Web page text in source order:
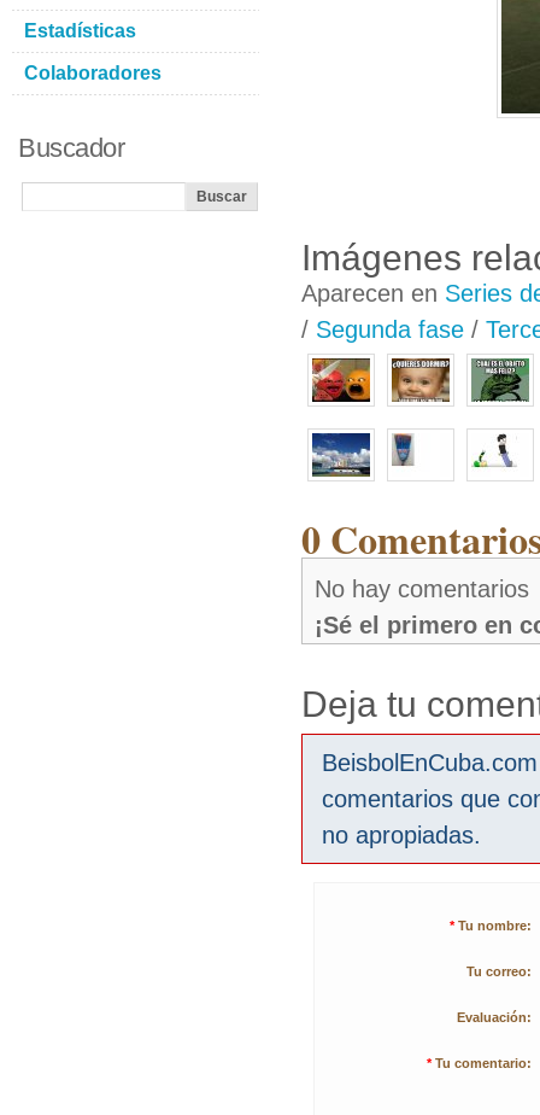
Imágenes
Aparecen en Series
/ Segunda fase /
0
No hay comentarios
¡Sé el primero en
Deja tu
comentarios que
no apropiadas.
* Tu nombre:
Tu correo:
Evaluación:
* Tu comentario:
Estadísticas
Colaboradores
Buscador